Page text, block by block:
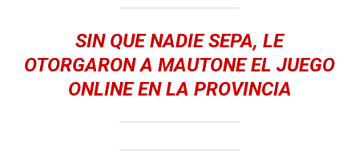
SIN QUE NADIE SEPA, LE
OTORGARON A MAUTONE EL JUEGO
ONLINE EN LA PROVINCIA